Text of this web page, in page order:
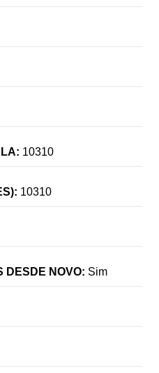
10310
10310
DESDE NOVO: Sim